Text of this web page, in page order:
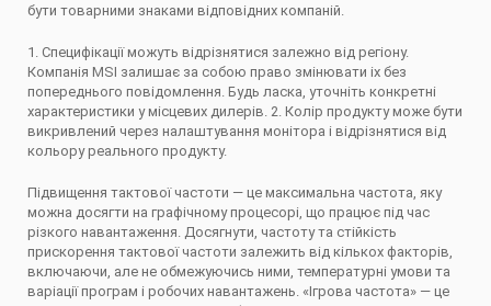
бути товарними знаками відповідних компаній.
1. Специфікації можуть відрізнятися залежно від регіону.
Компанія MSI залишає за собою право змінювати іх без
попереднього повідомлення. Будь ласка, уточніть конкретні
характеристики у місцевих дилерів. 2. Колір продукту може бути
викривлений через налаштування монітора і відрізнятися від
кольору реального продукту.
Підвищення тактової частоти — це максимальна частота, яку
можна досягти на графічному процесорі, що працює під час
різкого навантаження. Досягнути, частоту та стійкість
прискорення тактової частоти залежить від кількох факторів,
включаючи, але не обмежуючись ними, температурні умови та
варіації програм і робочих навантажень. «Ігрова частота» — це